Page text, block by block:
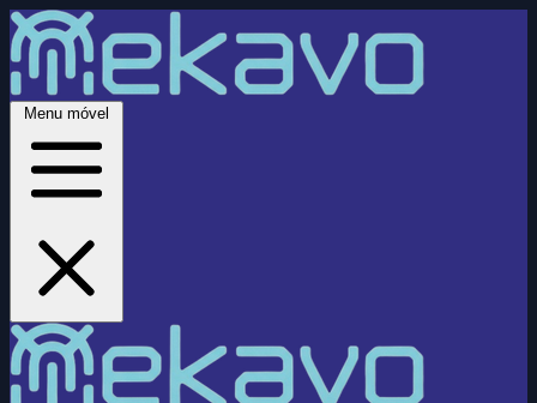
Menu móvel